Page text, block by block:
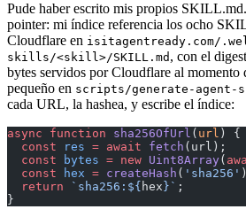
Pude haber escrito mis propios
pointer: mi índice referencia los ocho
Cloudflare en isitagentready.com/
skills/<skill>/SKILL.md , con el
bytes servidos por Cloudflare al momento
pequeño en scripts/generate-
cada URL, la hashea, y escribe el índice:
async function sha256OfUrl ( url ) {
  const
res = await fetch (url);
  const
bytes = new Uint8Array(
  const
hex = createHash ( 'sha256'
  return
`sha256:${ hex }` ;
}